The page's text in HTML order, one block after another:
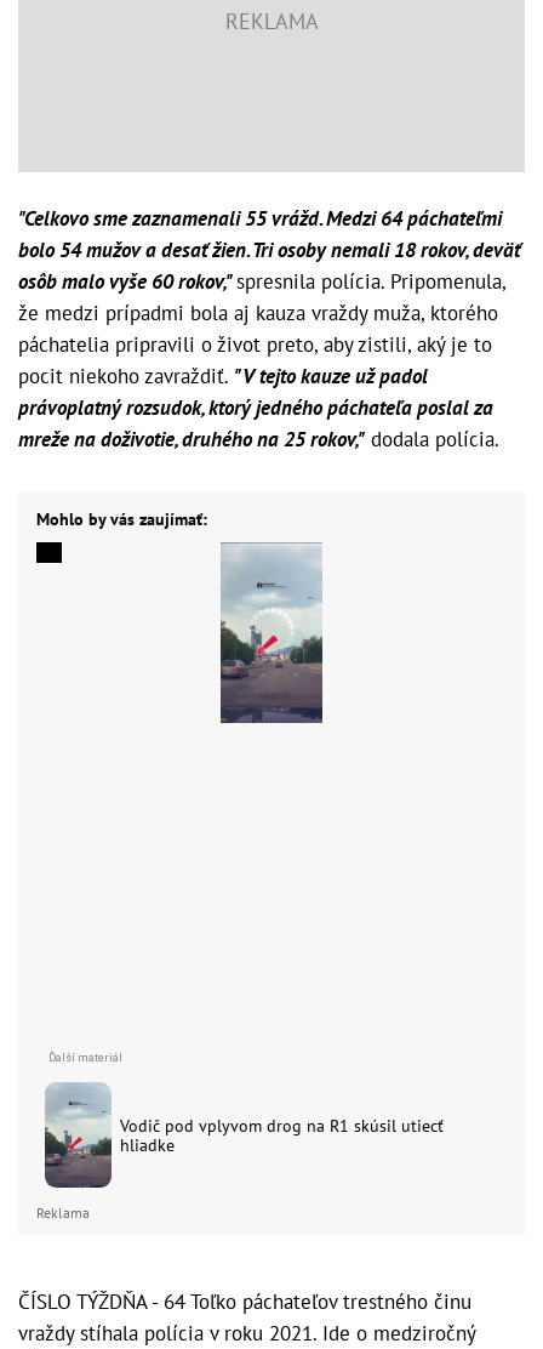
"Celkovo sme zaznamenali 55 vrážd. Medzi 64 páchateľmi
bolo 54 mužov a desať žien. Tri osoby nemali 18 rokov, deväť
osôb malo vyše 60 rokov,"spresnila polícia. Pripomenula,
že medzi prípadmi bola aj kauza vraždy muža, ktorého
páchatelia pripravili o život preto, aby zistili, aký je to
pocit niekoho zavraždiť. "V tejto kauze už padol
právoplatný rozsudok, ktorý jedného páchateľa poslal za
mreže na doživotie, druhého na 25 rokov," dodala polícia.
Mohlo by vás zaujímať:
Vodič pod vplyvom drog na R1 skúsil utiecť
hliadke
Reklama
ČÍSLO TÝŽDŇA - 64 Toľko páchateľov trestného činu
vraždy stíhala polícia v roku 2021. Ide o medziročný